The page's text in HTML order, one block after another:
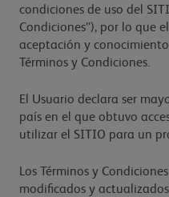
condiciones de uso del
Condiciones”), por lo que
aceptación y
Términos y Condiciones.
El Usuario declara ser
país en el que obtuvo
utilizar el SITIO para un
Los Términos y
modificados y